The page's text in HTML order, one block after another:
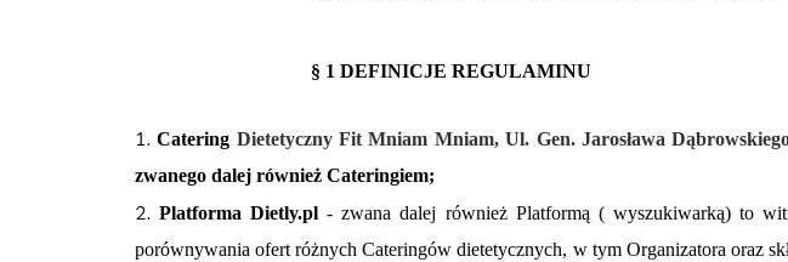
§ 1 DEFINICJE REGULAMINU
1.Catering Dietetyczny Fit Mniam Mniam, Ul. Gen. Jarosława
zwanego dalej również Cateringiem;
2. Platforma Dietly.pl- zwana dalej również Platformą ( wyszukiwarką) to
porównywania ofert różnych Cateringów dietetycznych, w tym Organizatora oraz